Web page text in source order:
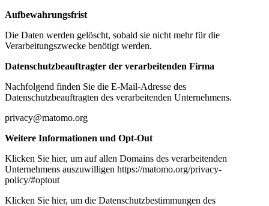
Aufbewahrungsfrist
Die Daten werden gelöscht, sobald sie nicht mehr für die
Verarbeitungszwecke benötigt werden.
Datenschutzbeauftragter der verarbeitenden Firma
Nachfolgend finden Sie die E-Mail-Adresse des
Datenschutzbeauftragten des verarbeitenden Unternehmens.
privacy@matomo.org
Weitere Informationen und Opt-Out
Klicken Sie hier, um auf allen Domains des verarbeitenden
Unternehmens auszuwilligen https://matomo.org/privacy-
policy/#optout
Klicken Sie hier, um die Datenschutzbestimmungen des